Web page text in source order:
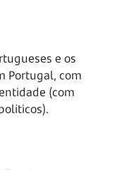
e os
Portugal, com
(com